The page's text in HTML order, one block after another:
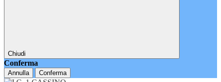
Chiudi
Conferma
Annulla Conferma